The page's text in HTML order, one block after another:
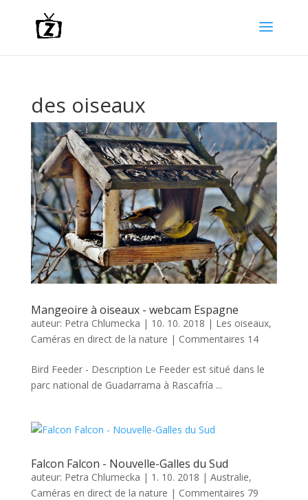
des oiseaux
Mangeoire à oiseaux - webcam Espagne
auteur: Petra Chlumecka | 10. 10. 2018 | Les oiseaux,
Caméras en direct de la nature | Commentaires 14
Bird Feeder - Description Le Feeder est situé dans le
parc national de Guadarrama à Rascafría ...
Falcon Falcon - Nouvelle-Galles du Sud
auteur: Petra Chlumecka | 1. 10. 2018 | Australie,
Caméras en direct de la nature | Commentaires 79